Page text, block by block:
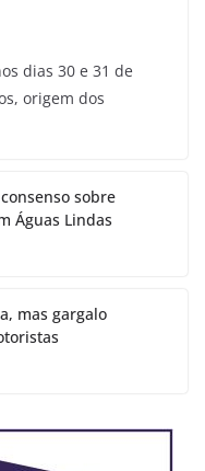
dias 30 e 31 de
origem dos
sobre
Águas Lindas
mas gargalo